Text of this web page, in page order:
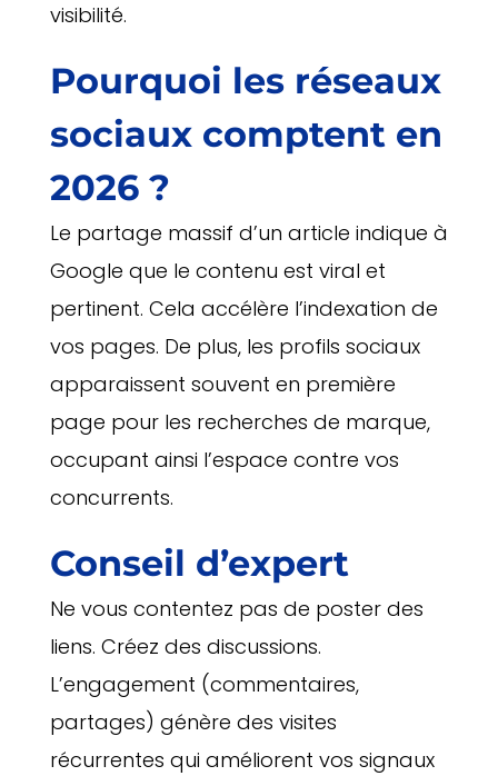
visibilité.
Pourquoi les réseaux
sociaux comptent en
2026 ?
Le partage massif d’un article indique à
Google que le contenu est viral et
pertinent. Cela accélère l’indexation de
vos pages. De plus, les profils sociaux
apparaissent souvent en première
page pour les recherches de marque,
occupant ainsi l’espace contre vos
concurrents.
Conseil d’expert
Ne vous contentez pas de poster des
liens. Créez des discussions.
L’engagement (commentaires,
partages) génère des visites
récurrentes qui améliorent vos signaux